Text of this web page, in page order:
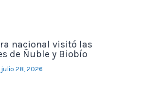
nacional visitó las
de Ñuble y Biobío
julio 28, 2026